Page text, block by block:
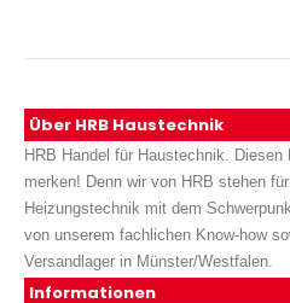
Über HRB Haustechnik
HRB Handel für Haustechnik.
merken! Denn wir von HRB stehen
Heizungstechnik mit dem
von unserem fachlichen Know-how
Versandlager in Münster/Westfalen.
Informationen